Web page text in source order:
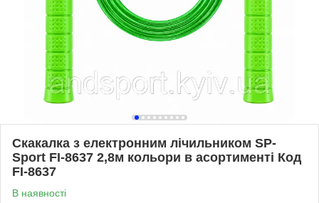
Скакалка з електронним лічильником SP-
Sport FI-8637 2,8м кольори в асортименті Код
FI-8637
В наявності